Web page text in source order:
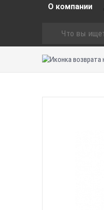
О компании